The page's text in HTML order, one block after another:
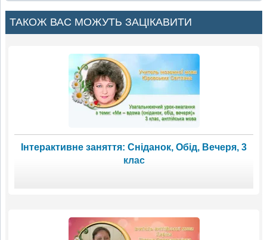
ТАКОЖ ВАС МОЖУТЬ ЗАЦІКАВИТИ
Інтерактивне заняття: Сніданок, Обід, Вечеря, 3
клас